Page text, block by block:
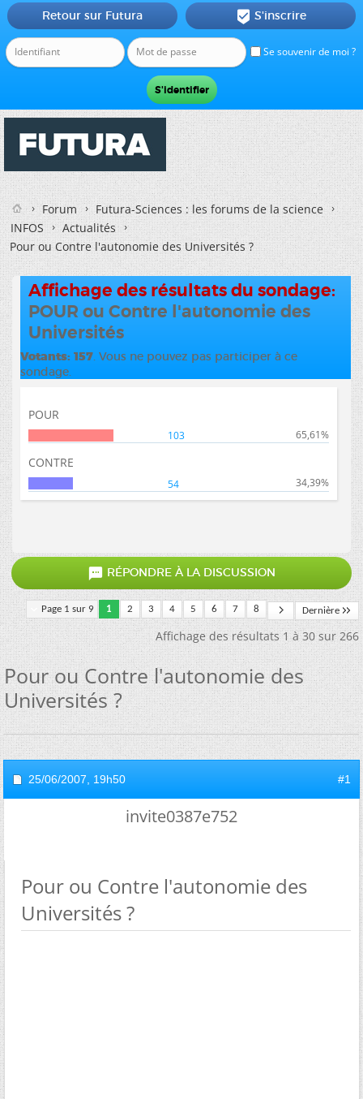
Se souvenir de moi ?
Retour sur Futura  S'inscrire
Forum
Futura-Sciences : les forums de la science
INFOS
Actualités
Pour ou Contre l'autonomie des Universités ?
Affichage des résultats du sondage:
POUR ou Contre l'autonomie des
Universités
Votants 157. Vous ne pouvez pas participer à ce
sondage.
POUR
103 65,61%
CONTRE
54 34,39%
 RÉPONDRE À LA DISCUSSION
Page 1 sur 9 1 2 3 4 5 6 7 8 Dernière
Affichage des résultats 1 à 30 sur 266
Pour ou Contre l'autonomie des
Universités ?
25/06/2007, 19h50 #1
invite0387e752
Pour ou Contre l'autonomie des
Universités ?